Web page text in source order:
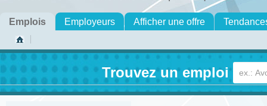
Emplois Employeurs Afficher une offre
Trouvez un emploi